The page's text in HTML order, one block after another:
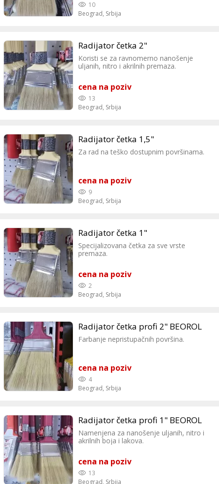
10
Beograd, Srbija
Radijator četka 2"
Koristi se za ravnomerno nanošenje
uljanih, nitro i akrilnih premaza.
cena na poziv
13
Beograd, Srbija
Radijator četka 1,5"
Za rad na teško dostupnim površinama.
cena na poziv
9
Beograd, Srbija
Radijator četka 1"
Specijalizovana četka za sve vrste
premaza.
cena na poziv
2
Beograd, Srbija
Radijator četka profi 2" BEOROL
Farbanje nepristupačnih površina.
cena na poziv
4
Beograd, Srbija
Radijator četka profi 1" BEOROL
Namenjena za nanošenje uljanih, nitro i
akrilnih boja i lakova.
cena na poziv
13
Beograd, Srbija